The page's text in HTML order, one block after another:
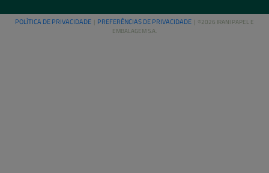
POLÍTICA DE PRIVACIDADE | PREFERÊNCIAS DE PRIVACIDADE | ©2026 IRANI PAPEL E
EMBALAGEM S.A.